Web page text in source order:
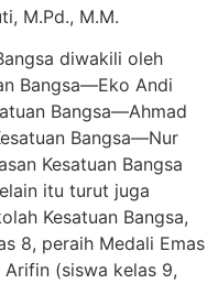
M.Pd., M.M.
diwakili oleh
Bangsa—Eko Andi
Bangsa—Ahmad
Bangsa—Nur
Kesatuan Bangsa
itu turut juga
Kesatuan Bangsa,
8, peraih Medali Emas
Arifin (siswa kelas 9,